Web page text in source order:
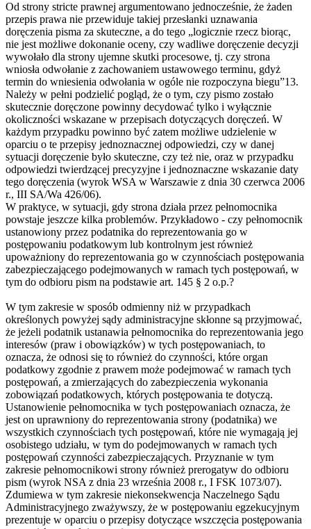
Od strony stricte prawnej argumentowano jednocześnie, że żaden
przepis prawa nie przewiduje takiej przesłanki uznawania
doręczenia pisma za skuteczne, a do tego „logicznie rzecz biorąc,
nie jest możliwe dokonanie oceny, czy wadliwe doręczenie decyzji
wywołało dla strony ujemne skutki procesowe, tj. czy strona
wniosła odwołanie z zachowaniem ustawowego terminu, gdyż
termin do wniesienia odwołania w ogóle nie rozpoczyna biegu”13.
Należy w pełni podzielić pogląd, że o tym, czy pismo zostało
skutecznie doręczone powinny decydować tylko i wyłącznie
okoliczności wskazane w przepisach dotyczących doręczeń. W
każdym przypadku powinno być zatem możliwe udzielenie w
oparciu o te przepisy jednoznacznej odpowiedzi, czy w danej
sytuacji doręczenie było skuteczne, czy też nie, oraz w przypadku
odpowiedzi twierdzącej precyzyjne i jednoznaczne wskazanie daty
tego doręczenia (wyrok WSA w Warszawie z dnia 30 czerwca 2006
r., III SA/Wa 426/06).
W praktyce, w sytuacji, gdy strona działa przez pełnomocnika
powstaje jeszcze kilka problemów. Przykładowo - czy pełnomocnik
ustanowiony przez podatnika do reprezentowania go w
postępowaniu podatkowym lub kontrolnym jest również
upoważniony do reprezentowania go w czynnościach postępowania
zabezpieczającego podejmowanych w ramach tych postępowań, w
tym do odbioru pism na podstawie art. 145 § 2 o.p.?
W tym zakresie w sposób odmienny niż w przypadkach
określonych powyżej sądy administracyjne skłonne są przyjmować,
że jeżeli podatnik ustanawia pełnomocnika do reprezentowania jego
interesów (praw i obowiązków) w tych postępowaniach, to
oznacza, że odnosi się to również do czynności, które organ
podatkowy zgodnie z prawem może podejmować w ramach tych
postępowań, a zmierzających do zabezpieczenia wykonania
zobowiązań podatkowych, których postępowania te dotyczą.
Ustanowienie pełnomocnika w tych postępowaniach oznacza, że
jest on uprawniony do reprezentowania strony (podatnika) we
wszystkich czynnościach tych postępowań, które nie wymagają jej
osobistego udziału, w tym do podejmowanych w ramach tych
postępowań czynności zabezpieczających. Przyznanie w tym
zakresie pełnomocnikowi strony również prerogatyw do odbioru
pism (wyrok NSA z dnia 23 września 2008 r., I FSK 1073/07).
Zdumiewa w tym zakresie niekonsekwencja Naczelnego Sądu
Administracyjnego zważywszy, że w postępowaniu egzekucyjnym
prezentuje w oparciu o przepisy dotyczące wszczęcia postępowania